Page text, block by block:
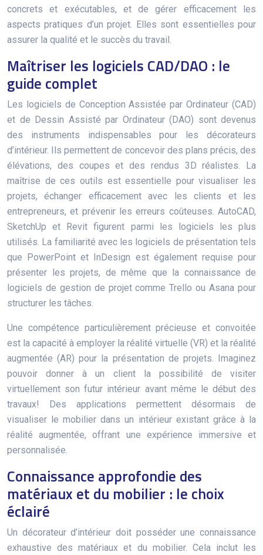
concrets et exécutables, et de gérer efficacement les
aspects pratiques d’un projet. Elles sont essentielles pour
assurer la qualité et le succès du travail.
Maîtriser les logiciels CAD/DAO : le
guide complet
Les logiciels de Conception Assistée par Ordinateur (CAD)
et de Dessin Assisté par Ordinateur (DAO) sont devenus
des instruments indispensables pour les décorateurs
d’intérieur. Ils permettent de concevoir des plans précis, des
élévations, des coupes et des rendus 3D réalistes. La
maîtrise de ces outils est essentielle pour visualiser les
projets, échanger efficacement avec les clients et les
entrepreneurs, et prévenir les erreurs coûteuses. AutoCAD,
SketchUp et Revit figurent parmi les logiciels les plus
utilisés. La familiarité avec les logiciels de présentation tels
que PowerPoint et InDesign est également requise pour
présenter les projets, de même que la connaissance de
logiciels de gestion de projet comme Trello ou Asana pour
structurer les tâches.
Une compétence particulièrement précieuse et convoitée
est la capacité à employer la réalité virtuelle (VR) et la réalité
augmentée (AR) pour la présentation de projets. Imaginez
pouvoir donner à un client la possibilité de visiter
virtuellement son futur intérieur avant même le début des
travaux! Des applications permettent désormais de
visualiser le mobilier dans un intérieur existant grâce à la
réalité augmentée, offrant une expérience immersive et
personnalisée.
Connaissance approfondie des
matériaux et du mobilier : le choix
éclairé
Un décorateur d’intérieur doit posséder une connaissance
exhaustive des matériaux et du mobilier. Cela inclut les